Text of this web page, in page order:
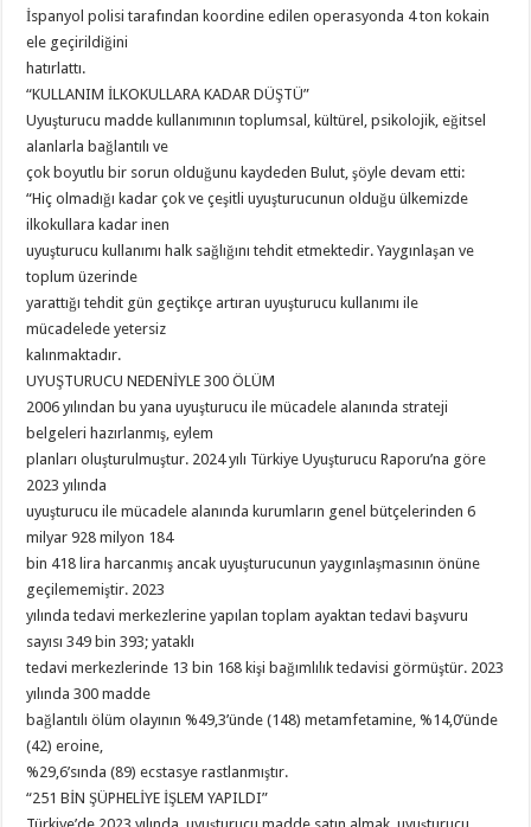
İspanyol polisi tarafından koordine edilen operasyonda 4 ton kokain
ele geçirildiğini
hatırlattı.
“KULLANIM İLKOKULLARA KADAR DÜŞTÜ”
Uyuşturucu madde kullanımının toplumsal, kültürel, psikolojik, eğitsel
alanlarla bağlantılı ve
çok boyutlu bir sorun olduğunu kaydeden Bulut, şöyle devam etti:
“Hiç olmadığı kadar çok ve çeşitli uyuşturucunun olduğu ülkemizde
ilkokullara kadar inen
uyuşturucu kullanımı halk sağlığını tehdit etmektedir. Yaygınlaşan ve
toplum üzerinde
yarattığı tehdit gün geçtikçe artıran uyuşturucu kullanımı ile
mücadelede yetersiz
kalınmaktadır.
UYUŞTURUCU NEDENİYLE 300 ÖLÜM
2006 yılından bu yana uyuşturucu ile mücadele alanında strateji
belgeleri hazırlanmış, eylem
planları oluşturulmuştur. 2024 yılı Türkiye Uyuşturucu Raporu’na göre
2023 yılında
uyuşturucu ile mücadele alanında kurumların genel bütçelerinden 6
milyar 928 milyon 184
bin 418 lira harcanmış ancak uyuşturucunun yaygınlaşmasının önüne
geçilememiştir. 2023
yılında tedavi merkezlerine yapılan toplam ayaktan tedavi başvuru
sayısı 349 bin 393; yataklı
tedavi merkezlerinde 13 bin 168 kişi bağımlılık tedavisi görmüştür. 2023
yılında 300 madde
bağlantılı ölüm olayının %49,3’ünde (148) metamfetamine, %14,0’ünde
(42) eroine,
%29,6’sında (89) ecstasye rastlanmıştır.
“251 BİN ŞÜPHELİYE İŞLEM YAPILDI”